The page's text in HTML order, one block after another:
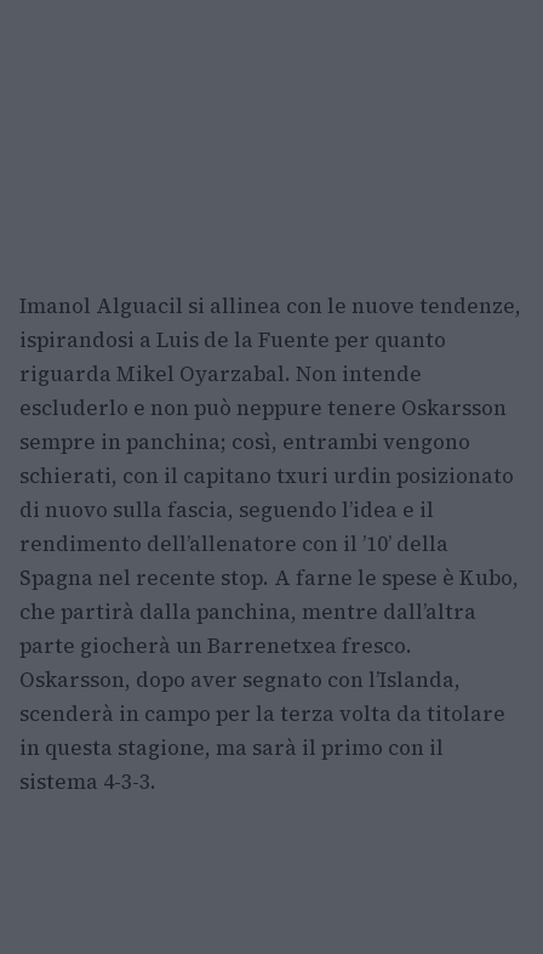
Imanol Alguacil si allinea con le nuove tendenze,
ispirandosi a Luis de la Fuente per quanto
riguarda Mikel Oyarzabal. Non intende
escluderlo e non può neppure tenere Oskarsson
sempre in panchina; così, entrambi vengono
schierati, con il capitano txuri urdin posizionato
di nuovo sulla fascia, seguendo l’idea e il
rendimento dell’allenatore con il ’10’ della
Spagna nel recente stop. A farne le spese è Kubo,
che partirà dalla panchina, mentre dall’altra
parte giocherà un Barrenetxea fresco.
Oskarsson, dopo aver segnato con l’Islanda,
scenderà in campo per la terza volta da titolare
in questa stagione, ma sarà il primo con il
sistema 4-3-3.